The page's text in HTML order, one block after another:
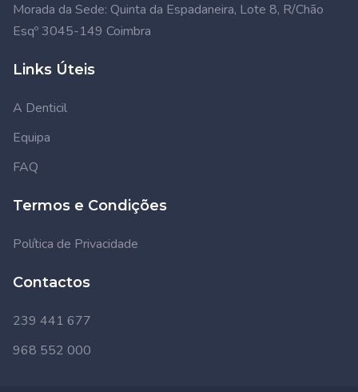
Morada da Sede: Quinta da Espadaneira, Lote 8, R/Chão
Esqº 3045-149 Coimbra
Links Úteis
A Denticil
Equipa
FAQ
Termos e Condições
Política de Privacidade
Contactos
239 441 677
968 552 000